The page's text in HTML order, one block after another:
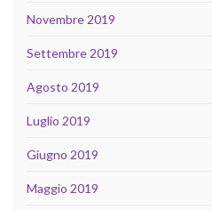
Novembre 2019
Settembre 2019
Agosto 2019
Luglio 2019
Giugno 2019
Maggio 2019